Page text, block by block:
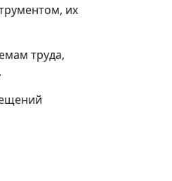
их
труда,